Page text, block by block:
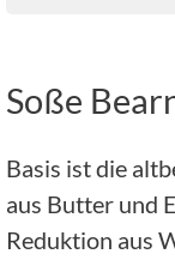
Soße
Basis ist die
aus Butter und
Reduktion aus